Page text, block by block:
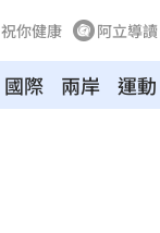
祝你健康 阿立導讀
國際 兩岸 運動